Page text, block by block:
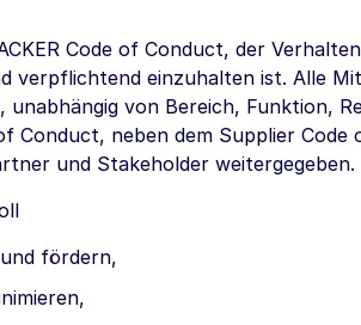
Code of Conduct, der
verpflichtend einzuhalten ist. Alle
von Bereich, Funktion,
Conduct, neben dem Supplier Code
und Stakeholder weitergegeben.
fördern,